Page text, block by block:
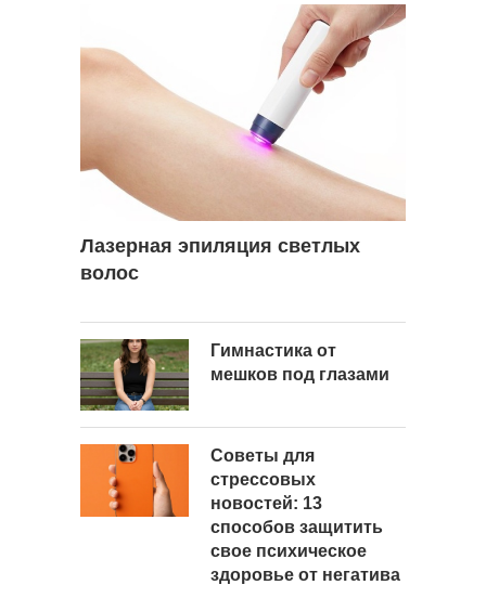
Лазерная эпиляция светлых
волос
Гимнастика от
мешков под глазами
Советы для
стрессовых
новостей: 13
способов защитить
свое психическое
здоровье от негатива